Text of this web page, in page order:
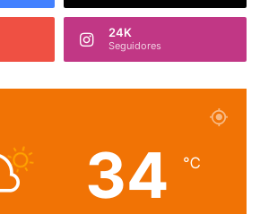
24K
Seguidores
34 ℃